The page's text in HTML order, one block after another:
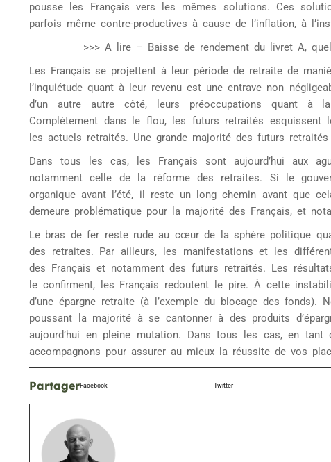
pousse les Français vers les mêmes solutions. Ces
parfois même contre-productives à cause de l’inflation, à
>>> A lire – Baisse de rendement du livret A,
Les Français se projettent à leur période de retraite de
l’inquiétude quant à leur revenu est une entrave non
d’un autre autre côté, leurs préoccupations quant à
Complètement dans le flou, les futurs retraités esquissent
les actuels retraités. Une grande majorité des futurs retraités
Dans tous les cas, les Français sont aujourd’hui aux
notamment celle de la réforme des retraites. Si le
organique avant l’été, il reste un long chemin avant que
demeure problématique pour la majorité des Français, et
Le bras de fer reste rude au cœur de la sphère politique
des retraites. Par ailleurs, les manifestations et les
des Français et notamment des futurs retraités. Les
le confirment, les Français redoutent le pire. À cette
d’une épargne retraite (à l’exemple du blocage des fonds).
poussant la majorité à se cantonner à des produits
aujourd’hui en pleine mutation. Dans tous les cas, en
accompagnons pour assurer au mieux la réussite de vos
PartagerFacebook Twitter